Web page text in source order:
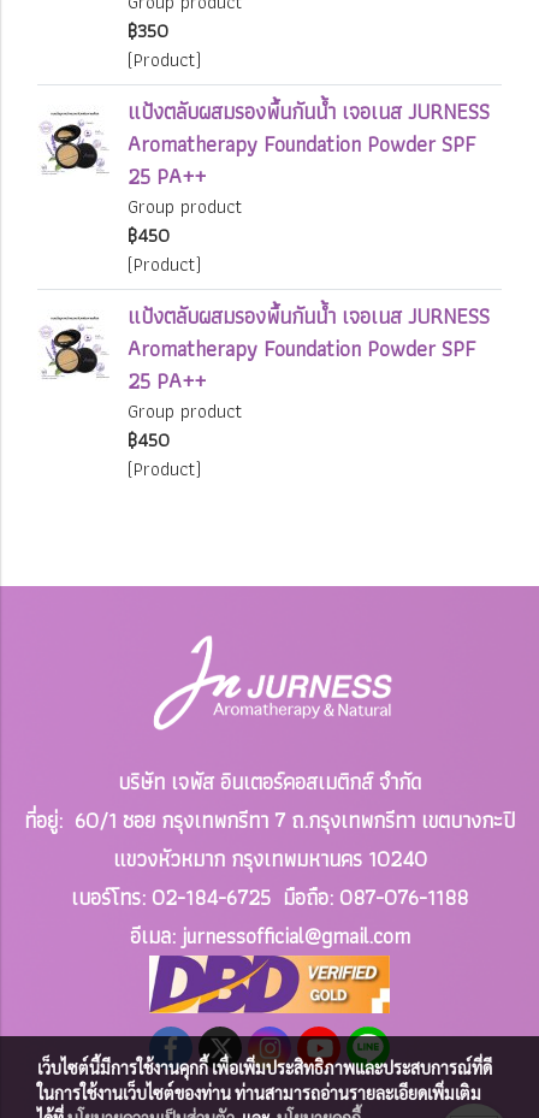
฿350
(Product)
แป้งตลับผสมรองพื้นกันน้ำ เจอเนส JURNESS
Aromatherapy Foundation Powder SPF
25 PA++
Group product
฿450
(Product)
แป้งตลับผสมรองพื้นกันน้ำ เจอเนส JURNESS
Aromatherapy Foundation Powder SPF
25 PA++
Group product
฿450
(Product)
บริษัท เจพัส อินเตอร์คอสเมติกส์ จำกัด
ที่อยู่: 60/1 ซอย กรุงเทพกรีทา 7 ถ.กรุงเทพกรีทา เขตบางกะปิ
แขวงหัวหมาก กรุงเทพมหานคร 10240
เบอร์โทร: 02-184-6725 มือถือ: 087-076-1188
อีเมล: jurnessofficial@gmail.com
เว็บไซต์นี้มีการใช้งานคุกกี้ เพื่อเพิ่มประสิทธิภาพและประสบการณ์ที่ดี
ในการใช้งานเว็บไซต์ของท่าน ท่านสามารถอ่านรายละเอียดเพิ่มเติม